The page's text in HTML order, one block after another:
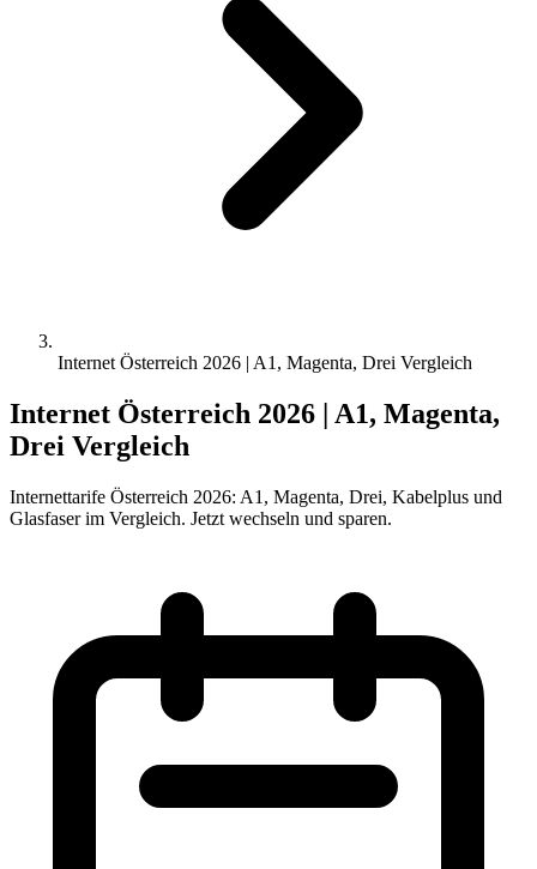
Internet Österreich 2026 | A1, Magenta, Drei Vergleich
Internet Österreich 2026 | A1, Magenta,
Drei Vergleich
Internettarife Österreich 2026: A1, Magenta, Drei, Kabelplus und
Glasfaser im Vergleich. Jetzt wechseln und sparen.